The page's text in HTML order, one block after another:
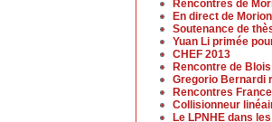
Rencontres de
En direct de
Soutenance de
Yuan Li primée
CHEF 2013
Rencontre de
Gregorio Bernardi
Rencontres
Collisionneur
Le LPNHE dans